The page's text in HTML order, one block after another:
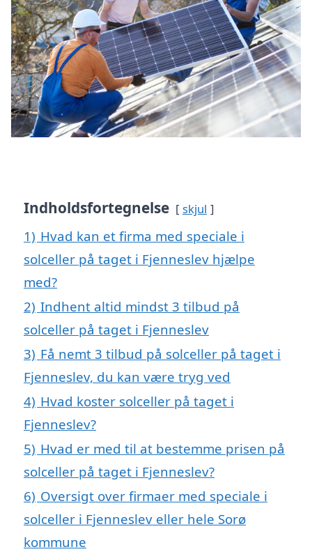
Indholdsfortegnelse skjul
1) Hvad kan et firma med speciale i
solceller på taget i Fjenneslev hjælpe
med?
2) Indhent altid mindst 3 tilbud på
solceller på taget i Fjenneslev
3) Få nemt 3 tilbud på solceller på taget i
Fjenneslev, du kan være tryg ved
4) Hvad koster solceller på taget i
Fjenneslev?
5) Hvad er med til at bestemme prisen på
solceller på taget i Fjenneslev?
6) Oversigt over firmaer med speciale i
solceller i Fjenneslev eller hele Sorø
kommune